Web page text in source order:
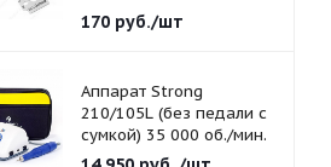
170руб./шт
Аппарат Strong
210/105L (без педали с
сумкой) 35 000 об./мин.